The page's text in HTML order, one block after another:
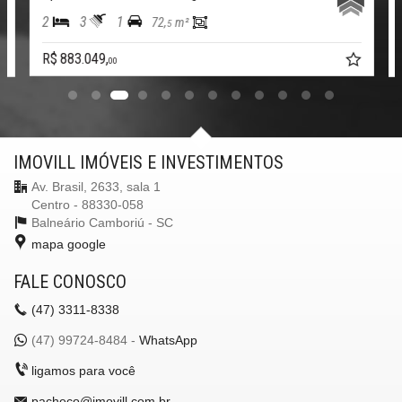
[ INFORMAÇÕES & AGENDAMENTO ]:
Informações ou agendamento: 47 3311.8338
Imovill Negócios Imobiliários LTDA
Churrasqueira
Internet / WiFi
Piso Porcelanato
Piso Vinílico
TV a Cabo
Decorado
Acabamento em Gesso
Vista Panorâmica
Copa
Sala
2 3 1 72,5m²
R$ 883.049,00
IMOVILL IMÓVEIS E INVESTIMENTOS
Av. Brasil, 2633, sala 1
Centro - 88330-058
Balneário Camboriú - SC
mapa google
FALE CONOSCO
(47) 3311-8338
(47) 99724-8484 - WhatsApp
ligamos para você